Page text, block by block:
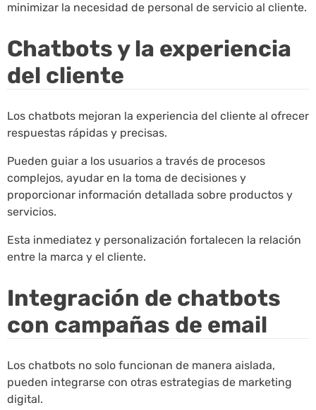
minimizar la necesidad de personal de servicio al cliente.
Chatbots y la experiencia
del cliente
Los chatbots mejoran la experiencia del cliente al ofrecer
respuestas rápidas y precisas.
Pueden guiar a los usuarios a través de procesos
complejos, ayudar en la toma de decisiones y
proporcionar información detallada sobre productos y
servicios.
Esta inmediatez y personalización fortalecen la relación
entre la marca y el cliente.
Integración de chatbots
con campañas de email
Los chatbots no solo funcionan de manera aislada,
pueden integrarse con otras estrategias de marketing
digital.